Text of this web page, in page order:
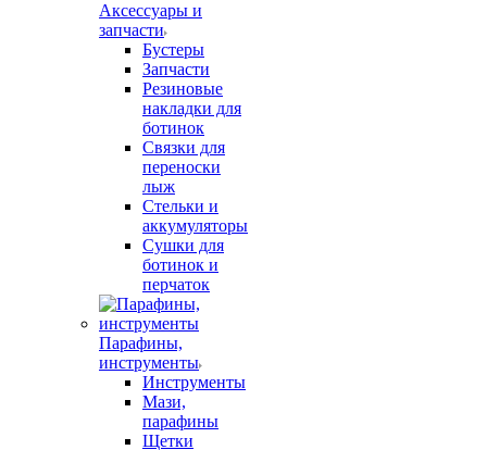
Аксессуары и
запчасти
Бустеры
Запчасти
Резиновые
накладки для
ботинок
Связки для
переноски
лыж
Стельки и
аккумуляторы
Сушки для
ботинок и
перчаток
Парафины,
инструменты
Инструменты
Мази,
парафины
Щетки